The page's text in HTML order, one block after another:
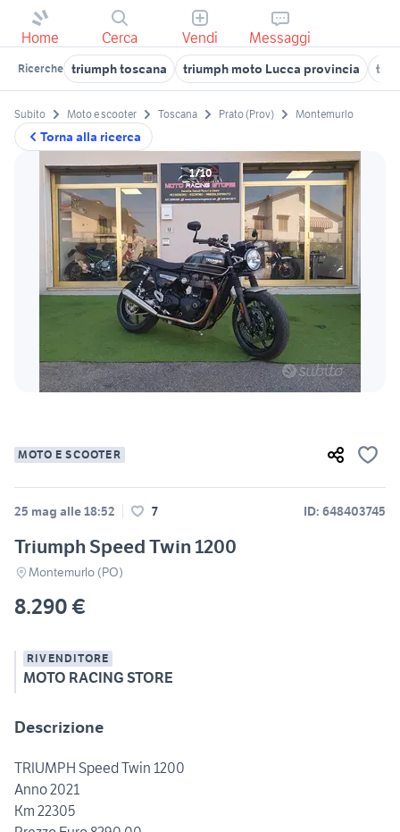
Home Cerca Vendi Messaggi
Ricerche triumph toscana triumph moto Lucca provincia
Torna alla ricerca
Subito Moto e scooter Toscana Prato (Prov) Montemurlo
1/10
MOTO E SCOOTER
25 mag alle 18:52 7 ID: 648403745
Triumph Speed Twin 1200
Montemurlo (PO)
8.290 €
RIVENDITORE
MOTO RACING STORE
Descrizione
TRIUMPH Speed Twin 1200
Anno 2021
Km 22305